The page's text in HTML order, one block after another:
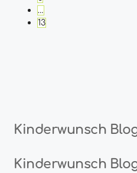
…
13
Kinderwunsch
Kinderwunsch